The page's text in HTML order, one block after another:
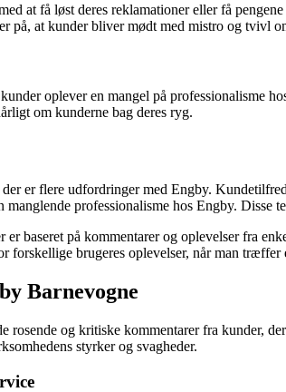
at få løst deres reklamationer eller få
på, at kunder bliver mødt med mistro og tvivl
oplever en mangel på
om kunderne bag deres ryg.
er flere udfordringer med Engby.
professionalisme hos Engby. Disse
baseret på kommentarer og oplevelser fra
forskellige brugeres oplevelser, når man
Barnevogne
rosende og kritiske kommentarer fra kunder,
styrker og svagheder.